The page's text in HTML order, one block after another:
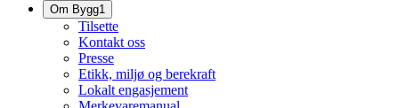
Om Bygg1
Tilsette
Kontakt oss
Presse
Etikk, miljø og berekraft
Lokalt engasjement